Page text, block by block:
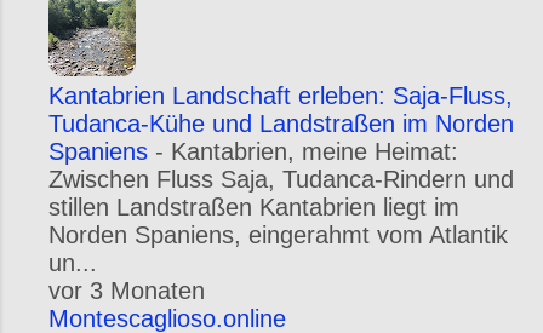
Kantabrien Landschaft erleben: Saja-Fluss,
Tudanca-Kühe und Landstraßen im Norden
Spaniens - Kantabrien, meine Heimat:
Zwischen Fluss Saja, Tudanca-Rindern und
stillen Landstraßen Kantabrien liegt im
Norden Spaniens, eingerahmt vom Atlantik
un...
vor 3 Monaten
Montescaglioso.online